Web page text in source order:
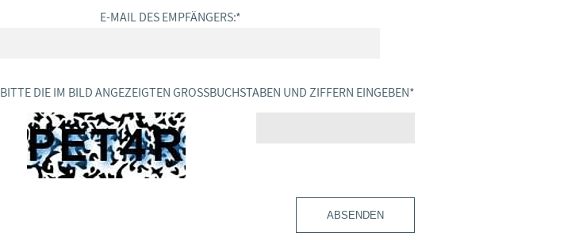
E-MAIL DES EMPFÄNGERS:*
BITTE DIE IM BILD ANGEZEIGTEN GROSSBUCHSTABEN UND ZIFFERN EINGEBEN *
ABSENDEN